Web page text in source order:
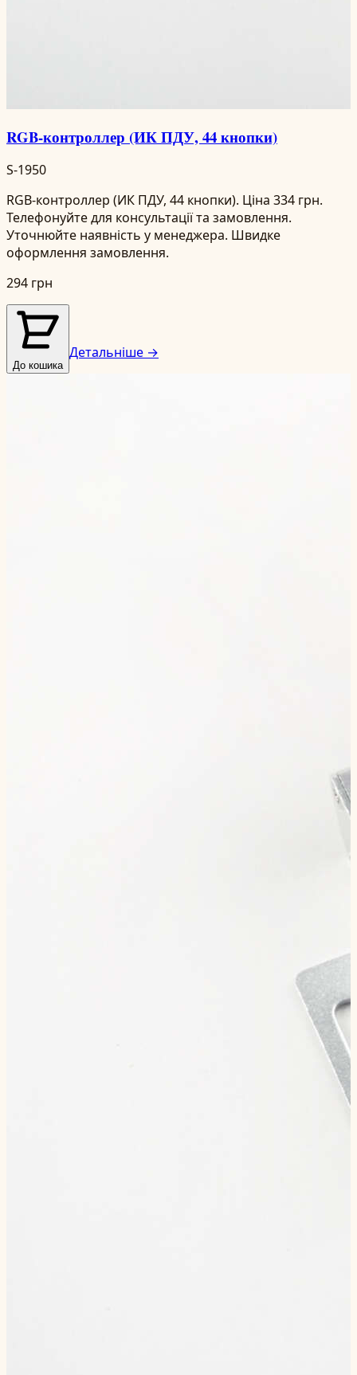
RGB-контроллер (ИК ПДУ, 44 кнопки)
S-1950
RGB-контроллер (ИК ПДУ, 44 кнопки). Ціна 334 грн.
Телефонуйте для консультації та замовлення.
Уточнюйте наявність у менеджера. Швидке
оформлення замовлення.
294 грн
До кошика
Детальніше →